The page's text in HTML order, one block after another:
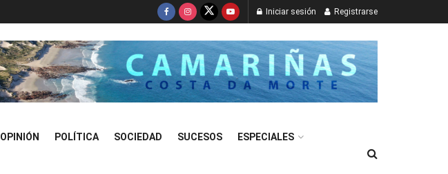
Iniciar sesión Registrarse
OPINIÓN POLÍTICA SOCIEDAD SUCESOS ESPECIALES